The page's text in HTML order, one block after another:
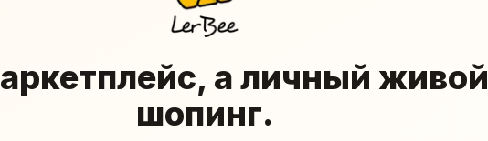
а личный живой
шопинг.